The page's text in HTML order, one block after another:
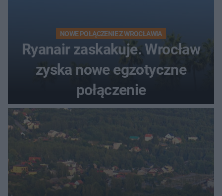
NOWE POŁĄCZENIE Z WROCŁAWIA
Ryanair zaskakuje. Wrocław
zyska nowe egzotyczne
połączenie